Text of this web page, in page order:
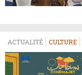
ACTUALITÉ CULTURE